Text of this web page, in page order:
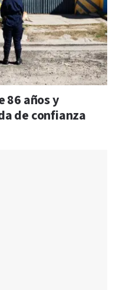
86 años y
de confianza